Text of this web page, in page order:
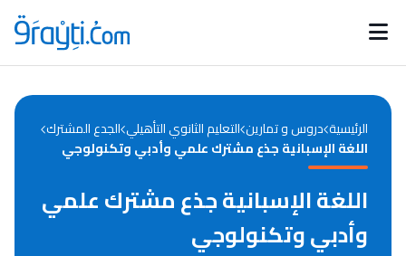
Catégories
d'actualités
Annonces bourses
الرئيسية دروس و تمارين التعليم الثانوي التأهيلي الجدع المشترك
اللغة الإسبانية جذع مشترك علمي وأدبي وتكنولوجي
اللغة الإسبانية جذع مشترك علمي
وأدبي وتكنولوجي